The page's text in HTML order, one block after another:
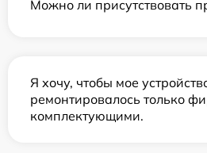
Можно ли присутствовать
Я хочу, чтобы мое
ремонтировалось только
комплектующими.